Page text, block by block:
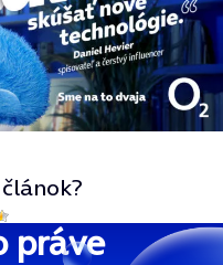
práve